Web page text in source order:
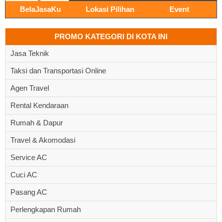
BelaJasaKu Lokasi Pilihan Event
PROMO KATEGORI DI KOTA INI
Jasa Teknik
Taksi dan Transportasi Online
Agen Travel
Rental Kendaraan
Rumah & Dapur
Travel & Akomodasi
Service AC
Cuci AC
Pasang AC
Perlengkapan Rumah